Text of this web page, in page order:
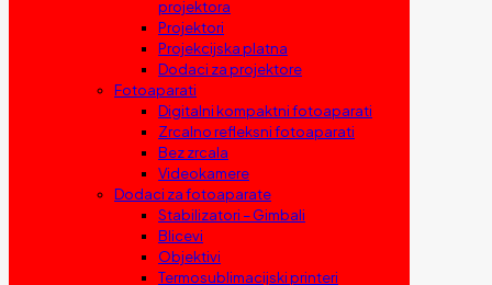
projektora
Projektori
Projekcijska platna
Dodaci za projektore
Fotoaparati
Digitalni kompaktni fotoaparati
Zrcalno refleksni fotoaparati
Bez zrcala
Videokamere
Dodaci za fotoaparate
Stabilizatori – Gimbali
Blicevi
Objektivi
Termosublimacijski printeri